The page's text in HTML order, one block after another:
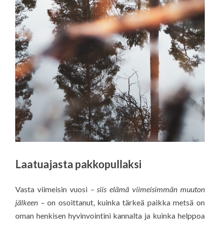
Laatuajasta pakkopullaksi
Vasta viimeisin vuosi – siis elämä viimeisimmän muuton
jälkeen –on osoittanut, kuinka tärkeä paikka metsä on
oman henkisen hyvinvointini kannalta ja kuinka helppoa